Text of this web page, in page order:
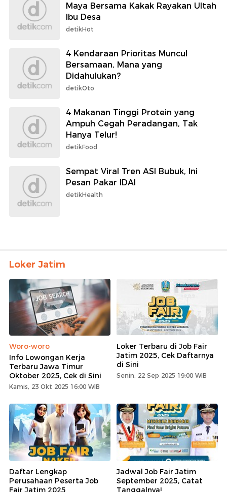
Maya Bersama Kakak Rayakan Ultah
Ibu Desa
detikHot
4 Kendaraan Prioritas Muncul
Bersamaan, Mana yang
Didahulukan?
detikOto
4 Makanan Tinggi Protein yang
Ampuh Cegah Peradangan, Tak
Hanya Telur!
detikFood
Sempat Viral Tren ASI Bubuk, Ini
Pesan Pakar IDAI
detikHealth
Loker Jatim
Woro-woro
Info Lowongan Kerja
Terbaru Jawa Timur
Oktober 2025, Cek di Sini
Kamis, 23 Okt 2025 16:00 WIB
Loker Terbaru di Job Fair
Jatim 2025, Cek Daftarnya
di Sini
Senin, 22 Sep 2025 19:00 WIB
Daftar Lengkap
Perusahaan Peserta Job
Fair Jatim 2025
Jadwal Job Fair Jatim
September 2025, Catat
Tanggalnya!